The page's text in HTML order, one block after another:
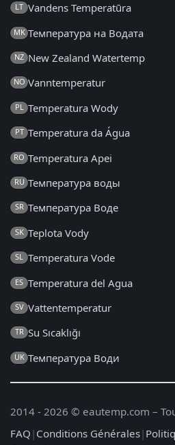
LT Vandens Temperatūra
MK Температура на Водата
NZ New Zealand Watertemp
NO Vanntemperatur
PL Temperatura Wody
PT Temperatura da Água
RO Temperatura Apei
RU Температура воды
SR Температура Воде
SK Teplota Vody
SL Temperatura Vode
ES Temperatura del Agua
SV Vattentemperatur
TR Su Sıcaklığı
UK Температура Води
2014 - 2026 © eautemp.com –
FAQ | Conditions Générales|